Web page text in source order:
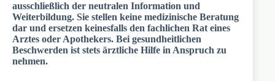
ausschließlich der neutralen Information und
Weiterbildung. Sie stellen keine medizinische Beratung
dar und ersetzen keinesfalls den fachlichen Rat eines
Arztes oder Apothekers. Bei gesundheitlichen
Beschwerden ist stets ärztliche Hilfe in Anspruch zu
nehmen.